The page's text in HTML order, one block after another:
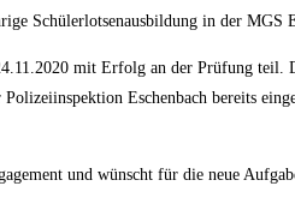
Schülerlotsenausbildung in der MGS
mit Erfolg an der Prüfung
Eschenbach bereits
und wünscht für die neue